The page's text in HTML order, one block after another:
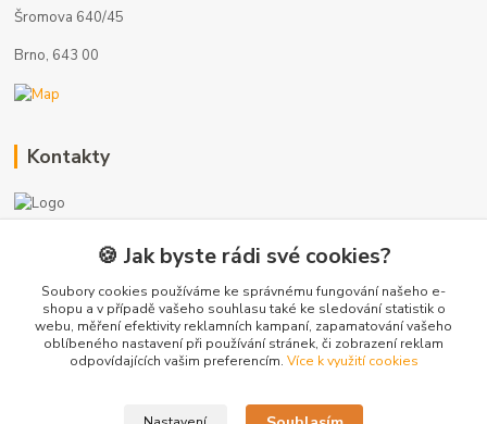
Šromova 640/45
Brno, 643 00
Kontakty
+420 775 872 753
info@radiatory-skladem.cz
🍪 Jak byste rádi své cookies?
Soubory cookies používáme ke správnému fungování našeho e-
shopu a v případě vašeho souhlasu také ke sledování statistik o
webu, měření efektivity reklamních kampaní, zapamatování vašeho
oblíbeného nastavení při používání stránek, či zobrazení reklam
odpovídajících vašim preferencím. Více k využití cookies